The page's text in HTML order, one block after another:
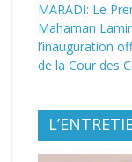
MARADI: Le
Mahaman
l’inauguration
de la Cour des